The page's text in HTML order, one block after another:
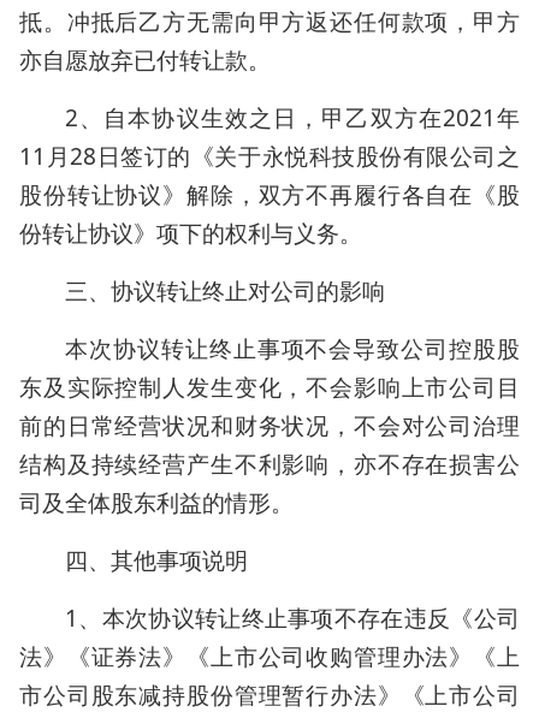
抵。冲抵后乙方无需向甲方返还任何款项，甲方
亦自愿放弃已付转让款。
2、自本协议生效之日，甲乙双方在2021年
11月28日签订的《关于永悦科技股份有限公司之
股份转让协议》解除，双方不再履行各自在《股
份转让协议》项下的权利与义务。
三、协议转让终止对公司的影响
本次协议转让终止事项不会导致公司控股股
东及实际控制人发生变化，不会影响上市公司目
前的日常经营状况和财务状况，不会对公司治理
结构及持续经营产生不利影响，亦不存在损害公
司及全体股东利益的情形。
四、其他事项说明
1、本次协议转让终止事项不存在违反《公司
法》《证券法》《上市公司收购管理办法》《上
市公司股东减持股份管理暂行办法》《上市公司